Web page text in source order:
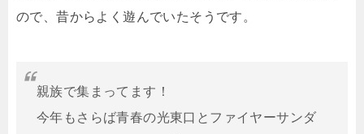
ので、昔からよく遊んでいたそうです。
親族で集まってます！
今年もさらば青春の光東口とファイヤーサンダ